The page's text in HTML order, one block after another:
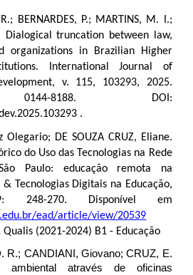
BERNARDES, P.; MARTINS, M. I.;
Dialogical truncation between law,
organizations in Brazilian Higher
International Journal of
v. 115, 103293, 2025.
8188. DOI:
.
Olegario; DE SOUZA CRUZ, Eliane.
do Uso das Tecnologias na Rede
Paulo: educação remota na
& Tecnologias Digitais na Educação,
248-270. Disponível em
ead/article/view/20539
Qualis (2021-2024) B1 - Educação
R.; CANDIANI, Giovano; CRUZ, E.
ambiental através de oficinas